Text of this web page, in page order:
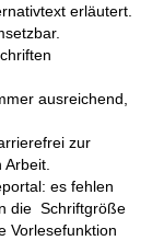
erläutert.
ausreichend,
zur
Arbeit.
es fehlen
die Schriftgröße
Vorlesefunktion